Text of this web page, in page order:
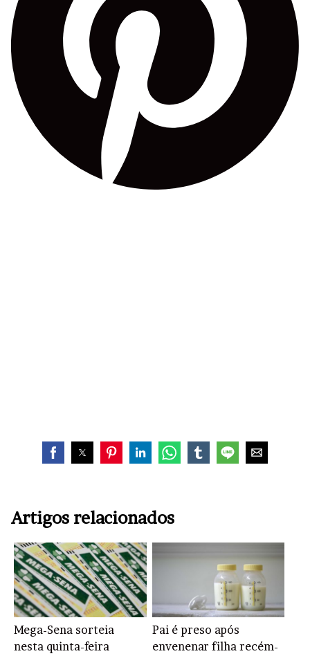
Artigos relacionados
Mega-Sena sorteia
nesta quinta-feira
Pai é preso após
envenenar filha recém-